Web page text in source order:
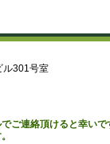
ル301号室
ご連絡頂けると幸いで